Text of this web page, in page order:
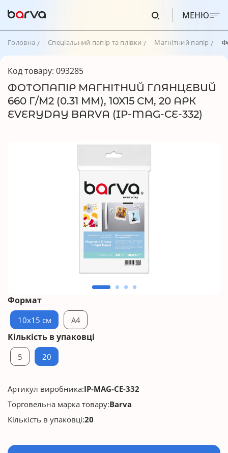
МЕНЮ
Головна Спеціальний папір та плівки Магнітний папір
Код товару: 093285
ФОТОПАПІР МАГНІТНИЙ ГЛЯНЦЕВИЙ
660 Г/М2 (0.31 ММ), 10X15 СМ, 20 АРК
EVERYDAY BARVA (IP-MAG-CE-332)
Формат
10x15 см A4
Кількість в упаковці
5 20
Артикул виробника:IP-MAG-CE-332
Торговельна марка товару:Barva
Кількість в упаковці:20